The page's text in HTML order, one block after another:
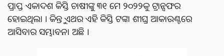
ପ୍ରାପ୍ତ ଏକାଦଶ କିସ୍ତି ଚାଷୀଙ୍କୁ ୩୧ ମେ ୨୦୨୨କୁ ଟ୍ରାନ୍ସଫର
ହୋଇଥିଲା । କିନ୍ତୁ ଏଥର ଏହି କିସ୍ତି ଟଙ୍କା ଶୀଘ୍ର ଆକାଉଣ୍ଟରେ
ଆସିବାର ସମ୍ଭାବନା ଅଛି ।